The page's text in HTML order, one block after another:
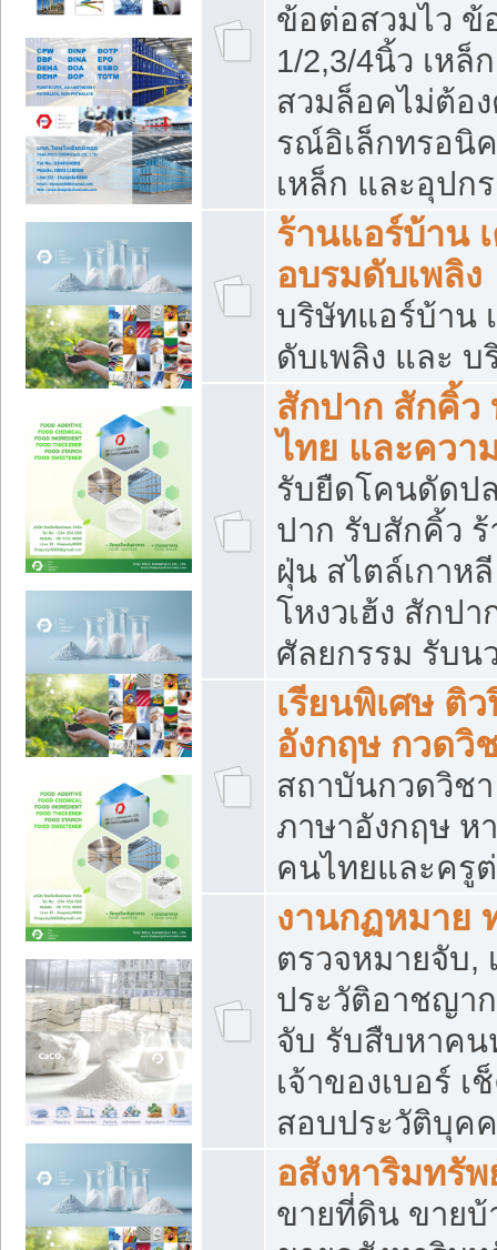
ข้อต่อสวมไว ข้
1/2,3/4นิ้ว เหล็
สวมล็อคไม่ต้อ
รณ์อิเล็กทรอนิ
เหล็ก และอุปก
ร้านแอร์บ้าน
อบรมดับเพลิง
บริษัทแอร์บ้าน
ดับเพลิง และ
สักปาก สักคิ้
ไทย และควา
รับยืดโคนดัดป
ปาก รับสักคิ้ว
ฝุ่น สไตล์เกาห
โหงวเฮ้ง สักป
ศัลยกรรม รับน
เรียนพิเศษ ติ
อังกฤษ กวดวิ
สถาบันกวดวิช
ภาษาอังกฤษ ห
คนไทยและครู
งานกฏหมาย
ตรวจหมายจับ,
ประวัติอาชญา
จับ รับสืบหาคน
เจ้าของเบอร์
สอบประวัติบุค
อสังหาริมทรัพ
ขายที่ดิน ขายบ้